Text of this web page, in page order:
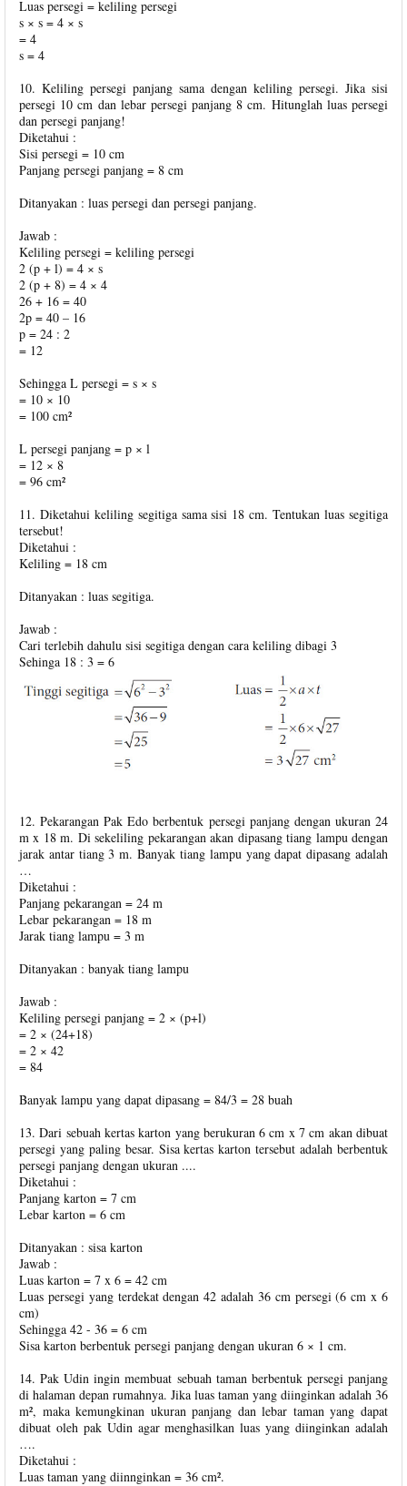
Luas persegi = keliling persegi
s × s = 4 × s
= 4
s = 4
10. Keliling persegi panjang sama dengan keliling persegi. Jika sisi
persegi 10 cm dan lebar persegi panjang 8 cm. Hitunglah luas persegi
dan persegi panjang!
Diketahui :
Sisi persegi = 10 cm
Panjang persegi panjang = 8 cm
Ditanyakan : luas persegi dan persegi panjang.
Jawab :
Keliling persegi = keliling persegi
2 (p + l) = 4 × s
2 (p + 8) = 4 × 4
26 + 16 = 40
2p = 40 – 16
p = 24 : 2
= 12
Sehingga L persegi = s × s
= 10 × 10
= 100 cm²
L persegi panjang = p × l
= 12 × 8
= 96 cm²
11. Diketahui keliling segitiga sama sisi 18 cm. Tentukan luas segitiga
tersebut!
Diketahui :
Keliling = 18 cm
Ditanyakan : luas segitiga.
Jawab :
Cari terlebih dahulu sisi segitiga dengan cara keliling dibagi 3
Sehinga 18 : 3 = 6
12. Pekarangan Pak Edo berbentuk persegi panjang dengan ukuran 24
m x 18 m. Di sekeliling pekarangan akan dipasang tiang lampu dengan
jarak antar tiang 3 m. Banyak tiang lampu yang dapat dipasang adalah
…
Diketahui :
Panjang pekarangan = 24 m
Lebar pekarangan = 18 m
Jarak tiang lampu = 3 m
Ditanyakan : banyak tiang lampu
Jawab :
Keliling persegi panjang = 2 × (p+l)
= 2 × (24+18)
= 2 × 42
= 84
Banyak lampu yang dapat dipasang = 84/3 = 28 buah
13. Dari sebuah kertas karton yang berukuran 6 cm x 7 cm akan dibuat
persegi yang paling besar. Sisa kertas karton tersebut adalah berbentuk
persegi panjang dengan ukuran ....
Diketahui :
Panjang karton = 7 cm
Lebar karton = 6 cm
Ditanyakan : sisa karton
Jawab :
Luas karton = 7 x 6 = 42 cm
Luas persegi yang terdekat dengan 42 adalah 36 cm persegi (6 cm x 6
cm)
Sehingga 42 - 36 = 6 cm
Sisa karton berbentuk persegi panjang dengan ukuran 6 × 1 cm.
14. Pak Udin ingin membuat sebuah taman berbentuk persegi panjang
di halaman depan rumahnya. Jika luas taman yang diinginkan adalah 36
m², maka kemungkinan ukuran panjang dan lebar taman yang dapat
dibuat oleh pak Udin agar menghasilkan luas yang diinginkan adalah
….
Diketahui :
Luas taman yang diinnginkan = 36 cm².